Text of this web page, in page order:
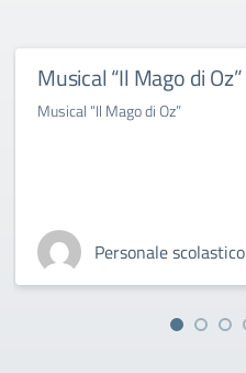
Musical “Il Mago di Oz”
Musical “Il Mago di Oz”
Personale scolastico